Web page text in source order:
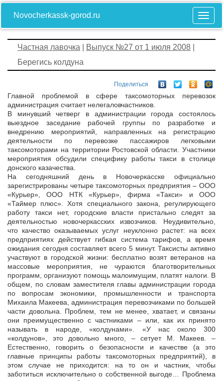
Novocherkassk-gorod.ru
Частная лавочка Выпуск №27 от 1 июля 2008
Берегись колдуна
Поделиться
Главной проблемой в сфере таксомоторных перевозок
администрация считает нелегалов­частников.
В минувший четверг в администрации города состоялось
выездное заседание рабочей группы по разработке и
внедрению мероприятий, направленных на регистрацию
деятельности по перевозке пассажиров легковыми
таксомоторами на территории Ростовской области. Участники
мероприятия обсудили специфику работы такси в столице
донского казачества.
На сегодняшний день в Новочеркасске официально
зарегистрированы четыре таксомоторных предприятия – ООО
«Курьер», ООО НТК «Курьер», фирма «Такси» и ООО
«Таймер плюс». Хотя специального закона, регулирующего
работу такси нет, городские власти пристально следят за
деятельностью новочеркасских извозчиков. Неудивительно,
что качество оказываемых услуг неуклонно растет: на всех
предприятиях действует гибкая система тарифов, а время
ожидания сегодня составляет всего 5 минут. Таксисты активно
участвуют в городской жизни: бесплатно возят ветеранов на
массовые мероприятия, не чураются благотворительных
программ, организуют помощь малоимущим, платят налоги. В
общем, по словам заместителя главы администрации города
по вопросам экономики, промышленности и транспорта
Михаила Макеева, администрация перевозчиками по большей
части довольна. Проблем, тем не менее, хватает, и связаны
они преимущественно с частниками – или, как их принято
называть в народе, «колдунами». «У нас около 300
«колдунов», это довольно много, – сетует М. Макеев. –
Естественно, говорить о безопасности и качестве (а это
главные принципы работы таксомоторных предприятий), в
этом случае не приходится: на то он и частник, чтобы
заботиться исключительно о собственной выгоде… Проблема